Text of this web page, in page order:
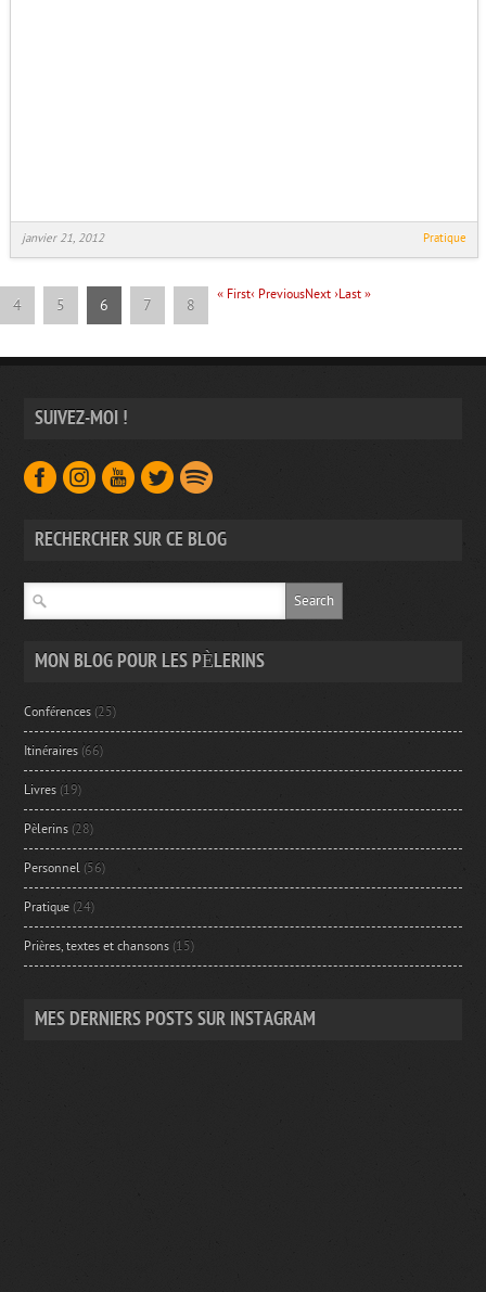
janvier 21, 2012 Pratique
« First‹ Previous
4 5 6 7 8
Next ›Last »
SUIVEZ-MOI !
RECHERCHER SUR CE BLOG
MON BLOG POUR LES PÈLERINS
Conférences (25)
Itinéraires (66)
Livres (19)
Pèlerins (28)
Personnel (56)
Pratique (24)
Prières, textes et chansons (15)
MES DERNIERS POSTS SUR INSTAGRAM